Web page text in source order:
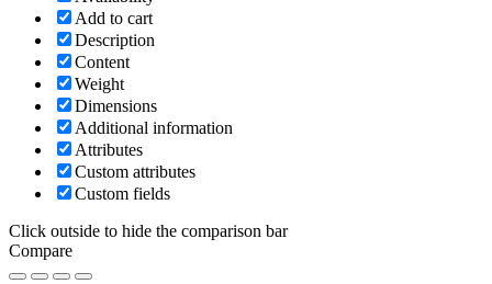
Add to cart
Description
Content
Weight
Dimensions
Additional information
Attributes
Custom attributes
Custom fields
Click outside to hide the comparison bar
Compare